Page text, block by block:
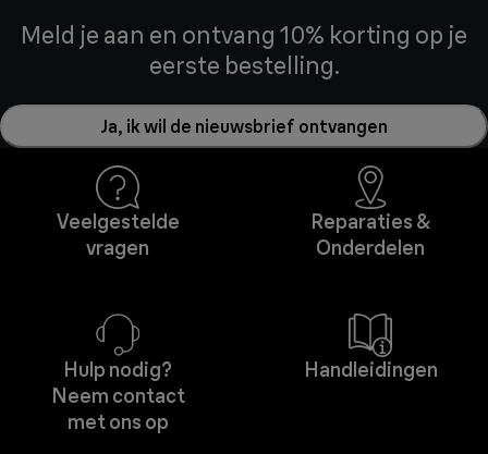
Meld je aan en ontvang 10% korting op je
eerste bestelling.
Ja, ik wil de nieuwsbrief ontvangen
Veelgestelde
vragen
Reparaties &
Onderdelen
Hulp nodig?
Neem contact
met ons op
Handleidingen